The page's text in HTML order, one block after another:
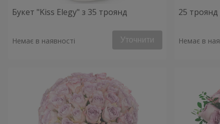
Букет "Kiss Elegy" з 35 троянд
Немає в наявності Уточнити
25
Немає в